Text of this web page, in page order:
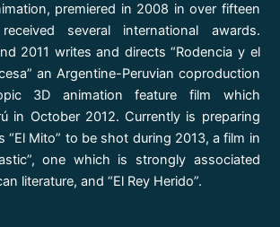
premiered in 2008 in over fifteen
several international awards.
2011 writes and directs “Rodencia y el
an Argentine-Peruvian coproduction
3D animation feature film which
in October 2012. Currently is preparing
“El Mito” to be shot during 2013, a film in
one which is strongly associated
literature, and “El Rey Herido”.